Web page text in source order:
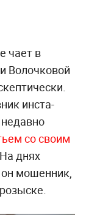
чает в
Волочковой
инста-
со своим
днях
мошенник,